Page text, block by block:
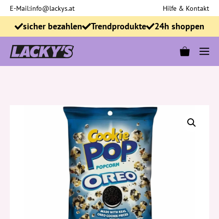
Zum
Inhalt
springen
E-Mail:info@lackys.at Hilfe & Kontakt
sicher bezahlen Trendprodukte 24h shoppen